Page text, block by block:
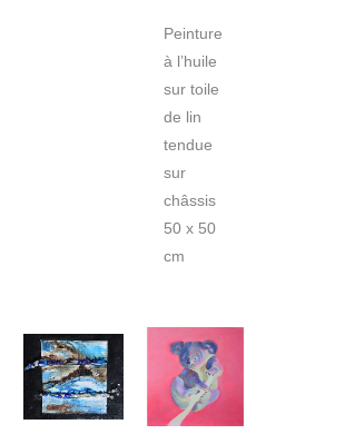
Peinture
à l’huile
sur toile
de lin
tendue
sur
châssis
50 x 50
cm